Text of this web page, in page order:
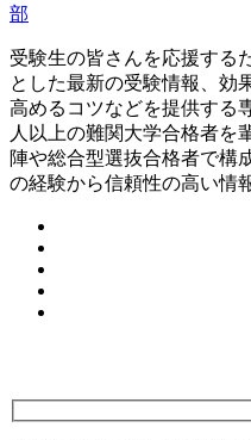
部
受験生の皆さんを応援する
とした最新の受験情報、効
高めるコツなどを提供する
人以上の難関大学合格者を
陣や総合型選抜合格者で構
の経験から信頼性の高い情